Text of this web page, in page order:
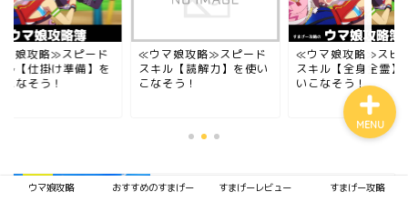
マ娘攻略≫スピード
キル【読解力】を使い
なそう！
≪ウマ娘攻略≫スピード
スキル【全身全霊】を使
いこなそう！
≪ウマ娘攻略≫ス
スキル【仕掛け準
使いこなそう！
【ウマ娘攻略】ナリタタイシンの育成に
ウマ娘攻略 おすすめのすまげー すまげーレビュー すまげー攻略
MENU
ご紹介！